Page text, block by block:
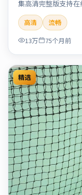
集高清完整版支持
与人性灰色地带，
片适合检索「南港列
「2020」「2020-
创信息。
高清
流畅
13万
75个月前
精选